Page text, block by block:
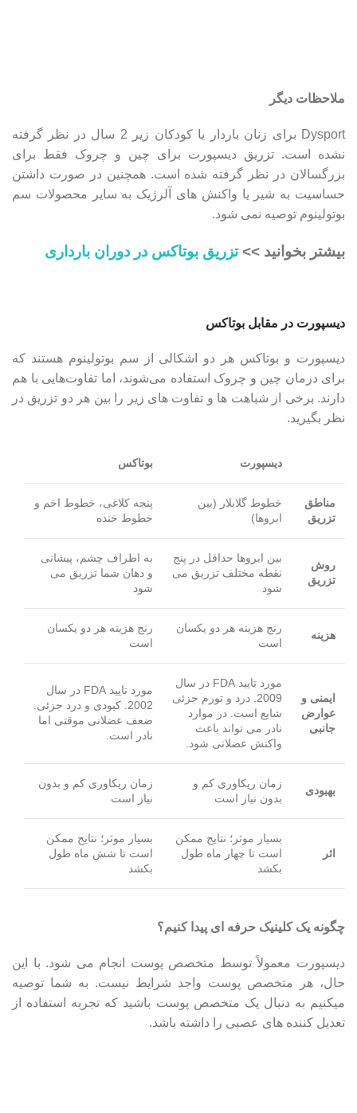
ملاحظات دیگر
Dysport برای زنان باردار یا کودکان زیر 2 سال در نظر گرفته
نشده است. تزریق دیسپورت برای چین و چروک فقط برای
بزرگسالان در نظر گرفته شده است. همچنین در صورت داشتن
حساسیت به شیر یا واکنش های آلرژیک به سایر محصولات سم
بوتولینوم توصیه نمی شود.
بیشتر بخوانید >>تزریق بوتاکس در دوران بارداری
دیسپورت در مقابل بوتاکس
دیسپورت و بوتاکس هر دو اشکالی از سم بوتولینوم هستند که
برای درمان چین و چروک استفاده می‌شوند، اما تفاوت‌هایی با هم
دارند. برخی از شباهت ها و تفاوت های زیر را بین هر دو تزریق در
نظر بگیرید.
دیسپورت بوتاکس
مناطق
تزریق
خطوط گلابلار (بین
ابروها)
پنجه کلاغی، خطوط اخم و
خطوط خنده
روش
تزریق
بین ابروها حداقل در پنج
نقطه مختلف تزریق می
شود
به اطراف چشم، پیشانی
و دهان شما تزریق می
شود
هزینه
رنج هزینه هر دو یکسان
است
رنج هزینه هر دو یکسان
است
ایمنی و
عوارض
جانبی
مورد تایید FDA در سال
2009. درد و تورم جزئی
شایع است. در موارد
نادر می تواند باعث
واکنش عضلانی شود.
مورد تایید FDA در سال
2002. کبودی و درد جزئی.
ضعف عضلانی موقتی اما
نادر است.
بهبودی
زمان ریکاوری کم و
بدون نیاز است
زمان ریکاوری کم و بدون
نیاز است
اثر
بسیار موثر؛ نتایج ممکن
است تا چهار ماه طول
بکشد
بسیار موثر؛ نتایج ممکن
است تا شش ماه طول
بکشد
چگونه یک کلینیک حرفه ای پیدا کنیم؟
دیسپورت معمولاً توسط متخصص پوست انجام می شود. با این
حال، هر متخصص پوست واجد شرایط نیست. به شما توصیه
میکنیم به دنبال یک متخصص پوست باشید که تجربه استفاده از
تعدیل کننده های عصبی را داشته باشد.